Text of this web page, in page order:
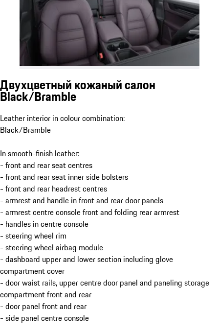
Двухцветный кожаный салон
Black/Bramble
Leather interior in colour combination:
Black/Bramble
In smooth-finish leather:
- front and rear seat centres
- front and rear seat inner side bolsters
- front and rear headrest centres
- armrest and handle in front and rear door panels
- armrest centre console front and folding rear armrest
- handles in centre console
- steering wheel rim
- steering wheel airbag module
- dashboard upper and lower section including glove
compartment cover
- door waist rails, upper centre door panel and paneling storage
compartment front and rear
- door panel front and rear
- side panel centre console